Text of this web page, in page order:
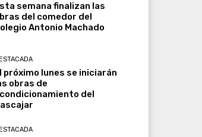
semana finalizan las
del comedor del
Antonio Machado
próximo lunes se iniciarán
obras de
del